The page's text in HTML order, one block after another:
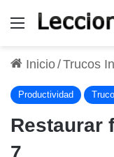
Menú
Inicio/Trucos
Productividad
Restaurar
7